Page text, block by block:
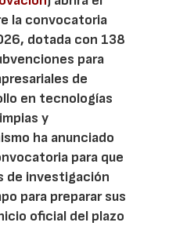
la convocatoria
dotada con 138
para
de
en tecnologías
y
ha anunciado
para que
de investigación
para preparar sus
oficial del plazo